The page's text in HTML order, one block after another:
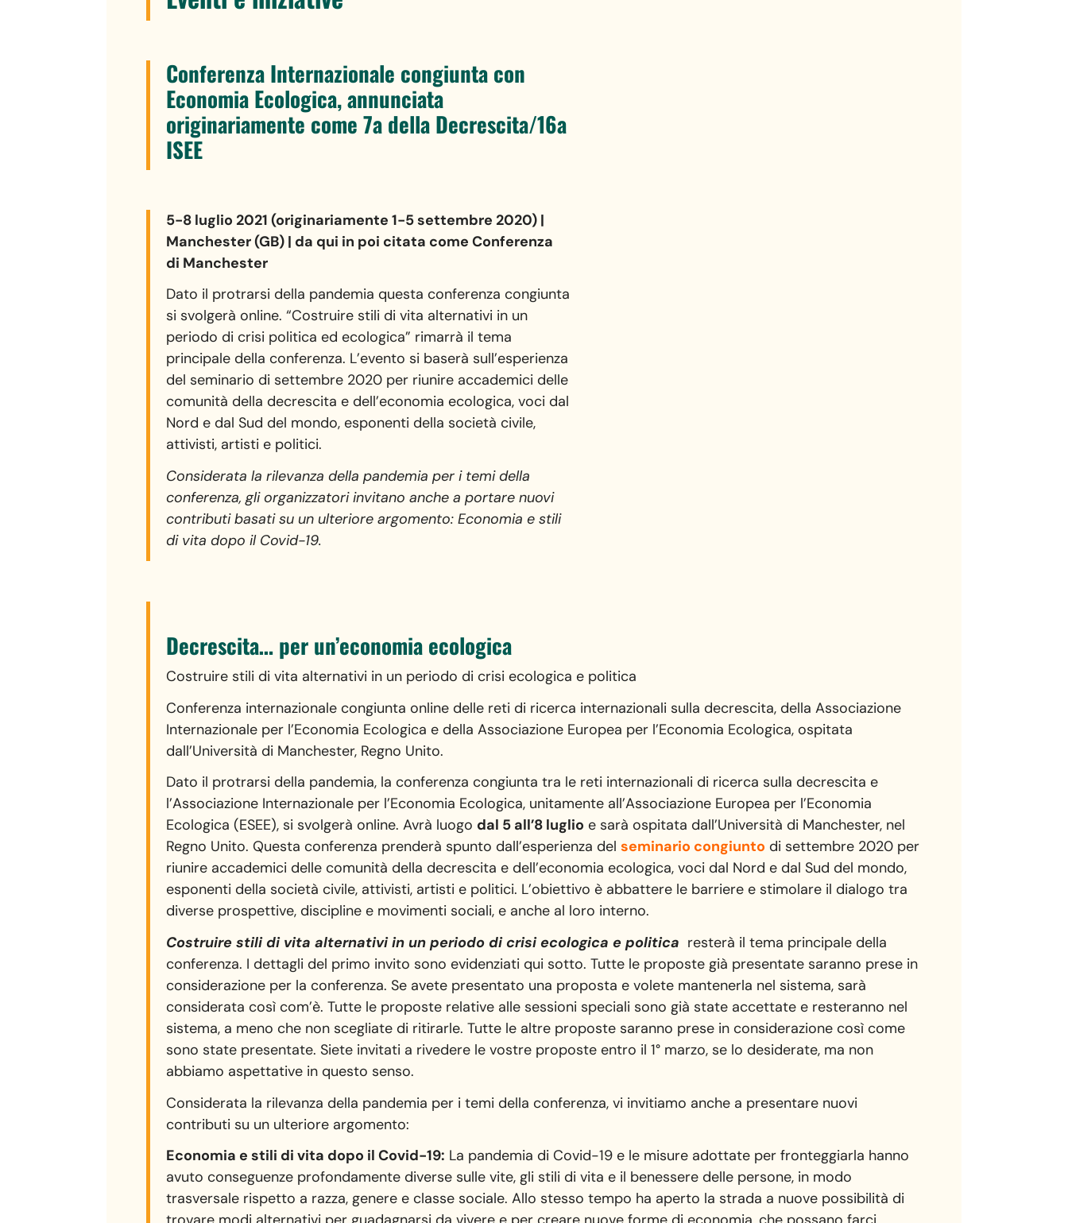
Conferenza Internazionale congiunta con
Economia Ecologica, annunciata
originariamente come 7a della Decrescita/16a
ISEE
5-8 luglio 2021 (originariamente 1-5 settembre 2020) |
Manchester (GB) | da qui in poi citata come Conferenza
di Manchester
Dato il protrarsi della pandemia questa conferenza congiunta
si svolgerà online. “Costruire stili di vita alternativi in un
periodo di crisi politica ed ecologica” rimarrà il tema
principale della conferenza. L’evento si baserà sull’esperienza
del seminario di settembre 2020 per riunire accademici delle
comunità della decrescita e dell’economia ecologica, voci dal
Nord e dal Sud del mondo, esponenti della società civile,
attivisti, artisti e politici.
Considerata la rilevanza della pandemia per i temi della
conferenza, gli organizzatori invitanoanchea portare nuovi
contributi basati su un ulteriore argomento: Economia e stili
di vita dopo il Covid-19.
Decrescita… per un’economia ecologica
Costruire stili di vita alternativi in un periodo di crisi ecologica e politica
Conferenza internazionale congiunta online delle reti di ricerca internazionali sulla decrescita, della Associazione
Internazionale per l’Economia Ecologica e della Associazione Europea per l’Economia Ecologica, ospitata
dall’Università di Manchester, Regno Unito.
Dato il protrarsi della pandemia, la conferenza congiunta tra le reti internazionali di ricerca sulla decrescita e
l’Associazione Internazionale per l’Economia Ecologica, unitamente all’Associazione Europea per l’Economia
Ecologica (ESEE), si svolgerà online. Avrà luogo dal 5 all’8 luglio e sarà ospitata dall’Università di Manchester, nel
Regno Unito. Questa conferenza prenderà spunto dall’esperienza delseminario congiunto di settembre 2020 per
riunire accademici delle comunità della decrescita e dell’economia ecologica, voci dal Nord e dal Sud del mondo,
esponenti della società civile, attivisti, artisti e politici. L’obiettivo è abbattere le barriere e stimolare il dialogo tra
diverse prospettive, discipline e movimenti sociali, e anche al loro interno.
Costruire stili di vita alternativi in un periodo di crisi ecologica e politica resterà il tema principale della
conferenza. I dettagli del primo invito sono evidenziati qui sotto. Tutte le proposte già presentate saranno prese in
considerazione per la conferenza. Se avete presentato una proposta e volete mantenerla nel sistema, sarà
considerata così com’è. Tutte le proposte relative alle sessioni speciali sono già state accettate e resteranno nel
sistema, a meno che non scegliate di ritirarle. Tutte le altre proposte saranno prese in considerazione così come
sono state presentate. Siete invitati a rivedere le vostre proposte entro il 1° marzo, se lo desiderate, ma non
abbiamo aspettative in questo senso.
Considerata la rilevanza della pandemia per i temi della conferenza, vi invitiamo anche a presentare nuovi
contributi su un ulteriore argomento:
Economia e stili di vita dopo il Covid-19: La pandemia di Covid-19 e le misure adottate per fronteggiarla hanno
avuto conseguenze profondamente diverse sulle vite, gli stili di vita e il benessere delle persone, in modo
trasversale rispetto a razza, genere e classe sociale. Allo stesso tempo ha aperto la strada a nuove possibilità di